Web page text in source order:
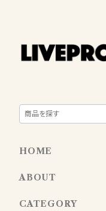
HOME
ABOUT
CATEGORY